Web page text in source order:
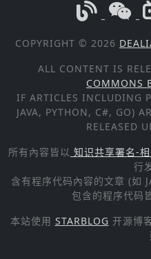
COPYRIGHT © 2026
ALL CONTENT IS
COMMONS
IF ARTICLES INCLUDING
JAVA, PYTHON, C#, GO)
RELEASED
所有內容皆以 知识共享署名-
行
含有程序代码內容的文章 (如
包含的程序代码
本站使用 STARBLOG 开源博